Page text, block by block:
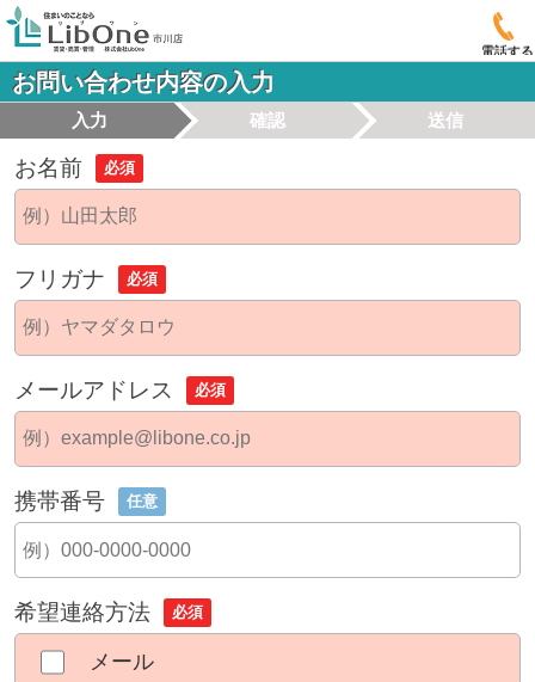
電話する
お問い合わせ内容の入力
入力 確認 送信
お名前 必須
フリガナ 必須
メールアドレス 必須
携帯番号 任意
希望連絡方法 必須
メール